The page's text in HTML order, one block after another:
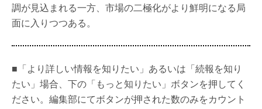
調が見込まれる一方、市場の二極化がより鮮明になる局
面に入りつつある。
■「より詳しい情報を知りたい」あるいは「続報を知り
たい」場合、下の「もっと知りたい」ボタンを押してく
ださい。編集部にてボタンが押された数のみをカウント